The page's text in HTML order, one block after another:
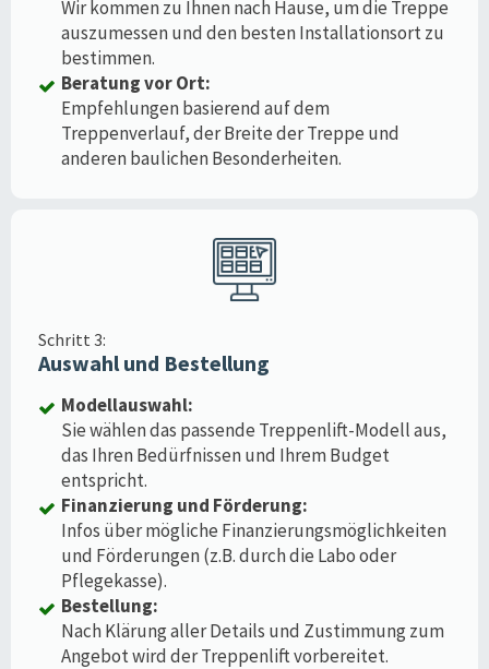
Wir kommen zu Ihnen nach Hause, um die Treppe
auszumessen und den besten Installationsort zu
bestimmen.
Beratung vor Ort:
Empfehlungen basierend auf dem
Treppenverlauf, der Breite der Treppe und
anderen baulichen Besonderheiten.
Schritt 3:
Auswahl und Bestellung
Modellauswahl:
Sie wählen das passende Treppenlift-Modell aus,
das Ihren Bedürfnissen und Ihrem Budget
entspricht.
Finanzierung und Förderung:
Infos über mögliche Finanzierungsmöglichkeiten
und Förderungen (z.B. durch die Labo oder
Pflegekasse).
Bestellung:
Nach Klärung aller Details und Zustimmung zum
Angebot wird der Treppenlift vorbereitet.